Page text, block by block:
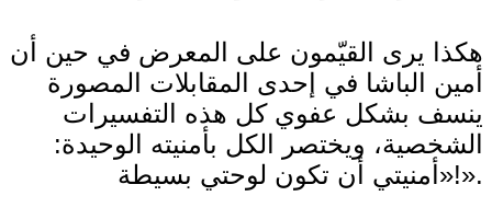
هكذا يرى القيّمون على المعرض في حين أن
أمين الباشا في إحدى المقابلات المصورة
ينسف بشكل عفوي كل هذه التفسيرات
الشخصية، ويختصر الكل بأمنيته الوحيدة:
«أمنيتي أن تكون لوحتي بسيطة!».